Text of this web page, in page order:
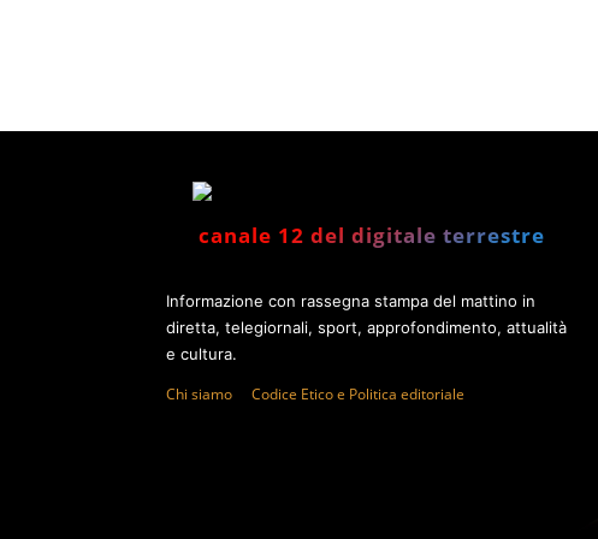
canale 12 del digitale terrestre
Informazione con rassegna stampa del mattino in
diretta, telegiornali, sport, approfondimento, attualità
e cultura.
Chi siamo Codice Etico e Politica editoriale